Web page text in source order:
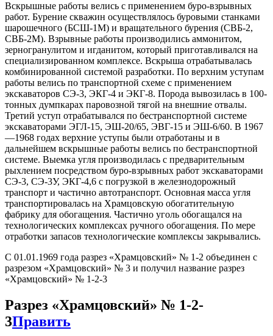
Вскрышные работы велись с применением буро-взрывных
работ. Бурение скважин осуществлялось буровыми станками
шарошечного (БСШ-1М) и вращательного бурения (СВБ-2,
СВБ-2М). Взрывные работы производились аммонитом,
зерногранулитом и игданитом, который приготавливался на
специализированном комплексе. Вскрыша отрабатывалась
комбинированной системой разработки. По верхним уступам
работы велись по транспортной схеме с применением
экскаваторов СЭ-3, ЭКГ-4 и ЭКГ-8. Порода вывозилась в 100-
тонных думпкарах паровозной тягой на внешние отвалы.
Третий уступ отрабатывался по бестранспортной системе
экскаваторами ЭГЛ-15, ЭШ-20/65, ЭВГ-15 и ЭШ-6/60. В 1967
—1968 годах верхние уступы были отработаны и в
дальнейшем вскрышные работы велись по бестранспортной
системе. Выемка угля производилась с предварительным
рыхлением посредством буро-взрывных работ экскаваторами
СЭ-3, СЭ-3У, ЭКГ-4,6 с погрузкой в железнодорожный
транспорт и частично автотранспорт. Основная масса угля
транспортировалась на Храмцовскую обогатительную
фабрику для обогащения. Частично уголь обогащался на
технологических комплексах ручного обогащения. По мере
отработки запасов технологические комплексы закрывались.
С 01.01.1969 года разрез «Храмцовский» № 1-2 объединен с
разрезом «Храмцовский» № 3 и получил название разрез
«Храмцовский» № 1-2-3
Разрез «Храмцовский» № 1-2-
3Править